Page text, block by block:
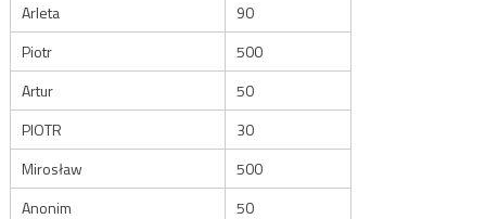
Arleta
90
Piotr
500
Artur
50
PIOTR
30
Mirosław
500
Anonim
50